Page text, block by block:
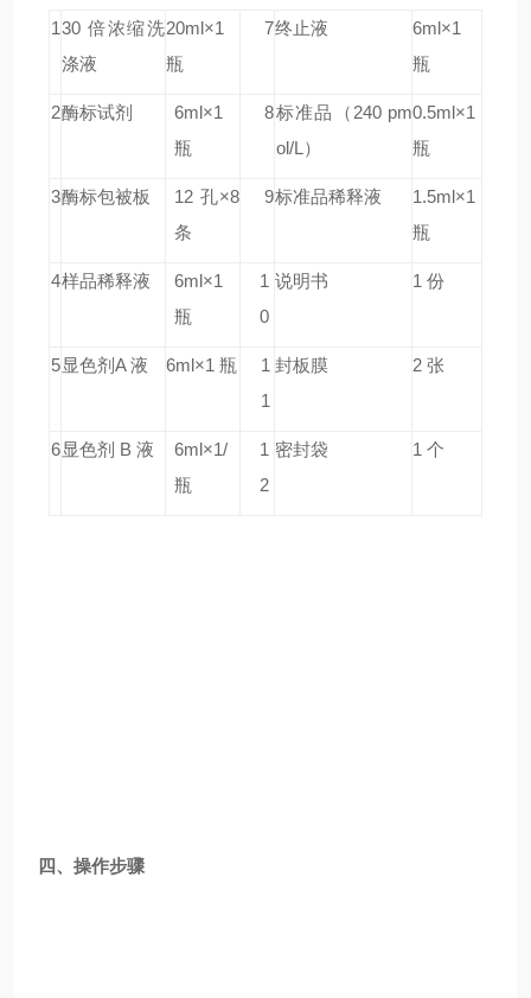
130 倍浓缩洗
涤液
20ml×1
瓶
7终止液
6ml×1
瓶
2酶标试剂
6ml×1
瓶
8标准品
（240 pm
ol/L）
0.5ml×1
瓶
3酶标包被板
12 孔×8
条
9标准品稀释液
1.5ml×1
瓶
4样品稀释液
6ml×1
瓶
1
0
说明书 1 份
5显色剂A 液 6ml×1 瓶
1
1
封板膜 2 张
6显色剂 B 液
6ml×1/
瓶
1
2
密封袋 1 个
四、操作步骤